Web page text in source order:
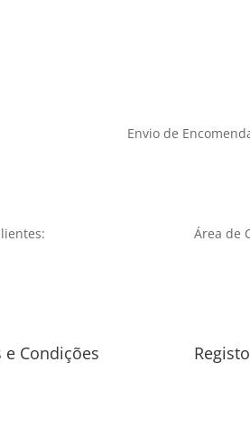
Envio de
e Condições
Área de